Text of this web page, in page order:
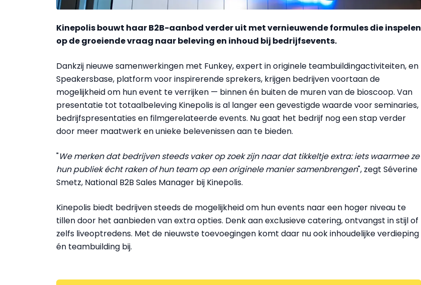
Kinepolis bouwt haar B2B-aanbod verder uit met vernieuwende formules die inspelen
op de groeiende vraag naar beleving en inhoud bij bedrijfsevents.
Dankzij nieuwe samenwerkingen met Funkey, expert in originele teambuildingactiviteiten, en
Speakersbase, platform voor inspirerende sprekers, krijgen bedrijven voortaan de
mogelijkheid om hun event te verrijken — binnen én buiten de muren van de bioscoop. Van
presentatie tot totaalbeleving Kinepolis is al langer een gevestigde waarde voor seminaries,
bedrijfspresentaties en filmgerelateerde events. Nu gaat het bedrijf nog een stap verder
door meer maatwerk en unieke belevenissen aan te bieden.
"We merken dat bedrijven steeds vaker op zoek zijn naar dat tikkeltje extra: iets waarmee ze
hun publiek écht raken of hun team op een originele manier samenbrengen", zegt Séverine
Smetz, National B2B Sales Manager bij Kinepolis.
Kinepolis biedt bedrijven steeds de mogelijkheid om hun events naar een hoger niveau te
tillen door het aanbieden van extra opties. Denk aan exclusieve catering, ontvangst in stijl of
zelfs liveoptredens. Met de nieuwste toevoegingen komt daar nu ook inhoudelijke verdieping
én teambuilding bij.